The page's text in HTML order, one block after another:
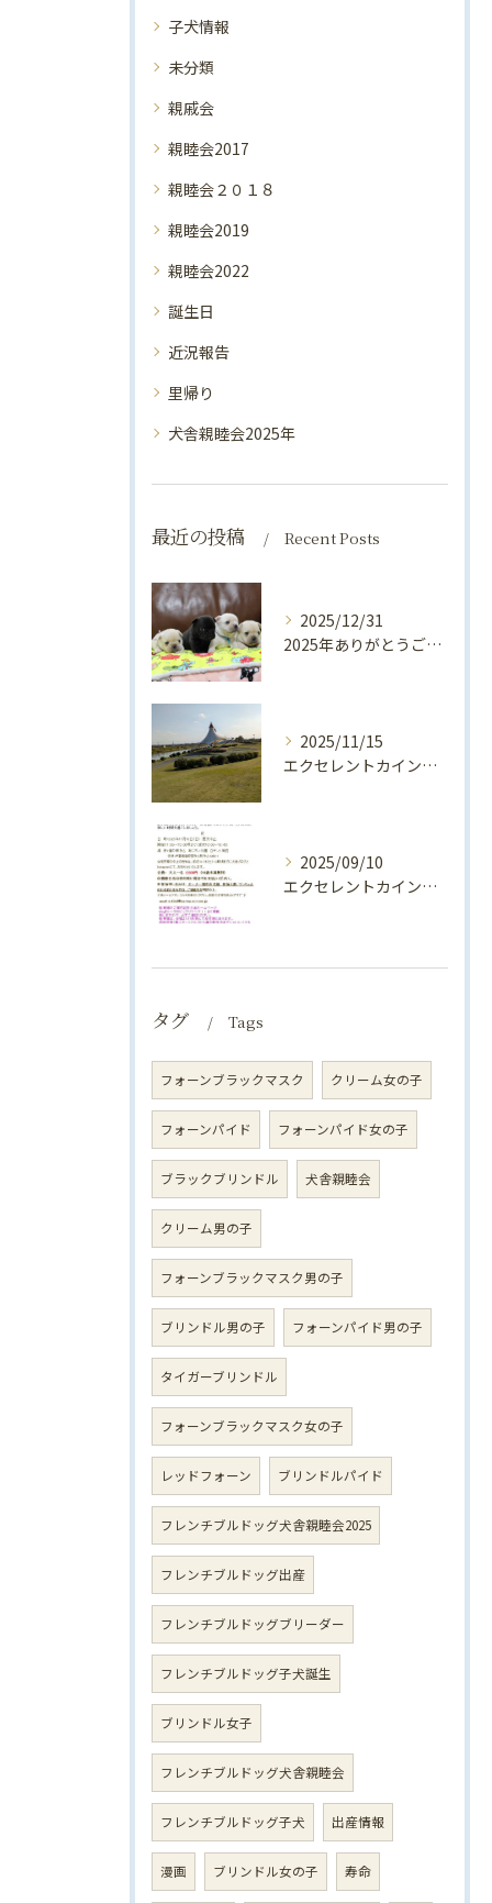
子犬情報
未分類
親戚会
親睦会2017
親睦会２０１８
親睦会2019
親睦会2022
誕生日
近況報告
里帰り
犬舎親睦会2025年
最近の投稿 Recent Posts
2025/12/31
2025年ありがとうございました💛
2025/11/15
エクセレントカインド犬舎親睦会2025開催します！！
2025/09/10
エクセレントカインド犬舎親睦会（2025年）のお知らせ♪
タグ Tags
フォーンブラックマスク クリーム女の子
フォーンパイド フォーンパイド女の子
ブラックブリンドル 犬舎親睦会
クリーム男の子
フォーンブラックマスク男の子
ブリンドル男の子 フォーンパイド男の子
タイガーブリンドル
フォーンブラックマスク女の子
レッドフォーン ブリンドルパイド
フレンチブルドッグ犬舎親睦会2025
フレンチブルドッグ出産
フレンチブルドッグブリーダー
フレンチブルドッグ子犬誕生
ブリンドル女子
フレンチブルドッグ犬舎親睦会
フレンチブルドッグ子犬 出産情報
漫画 ブリンドル女の子 寿命